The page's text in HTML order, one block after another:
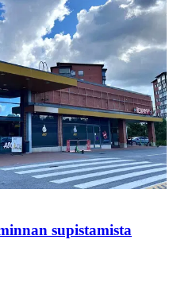
supistamista